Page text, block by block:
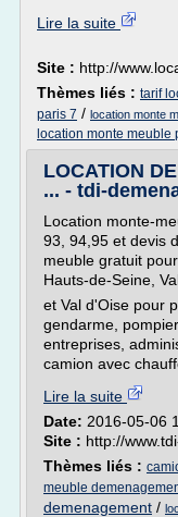
Lire la suite
Site : http://
Thèmes liés : tarif
paris 7 / location monte
location monte meuble
LOCATION
... - tdi-
Location monte-
93, 94,95 et devis
meuble gratuit
Hauts-de-Seine,
et Val d'Oise pour
gendarme,
entreprises,
camion avec
Lire la suite
Date: 2016-05-06
Site : http://
Thèmes liés :
meuble
demenagement /